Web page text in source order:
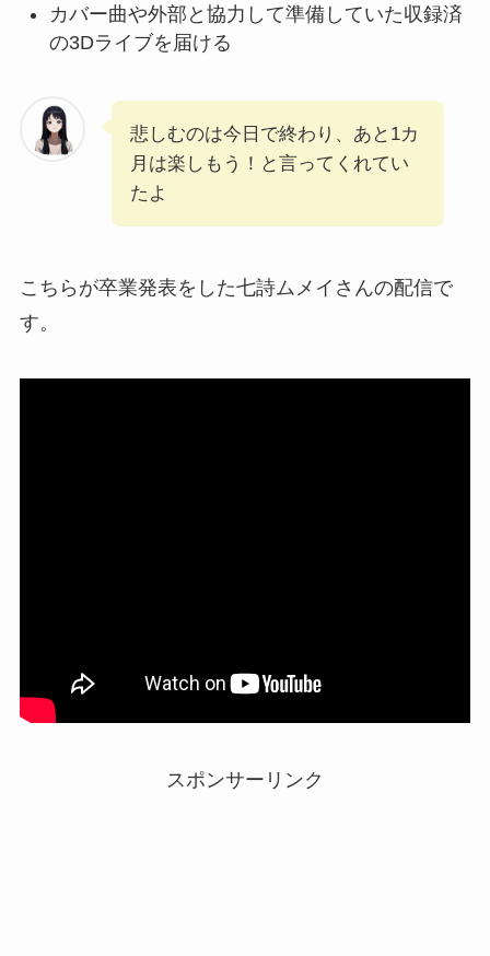
カバー曲や外部と協力して準備していた収録済
の3Dライブを届ける
悲しむのは今日で終わり、あと1カ
月は楽しもう！と言ってくれてい
たよ
こちらが卒業発表をした七詩ムメイさんの配信で
す。
スポンサーリンク